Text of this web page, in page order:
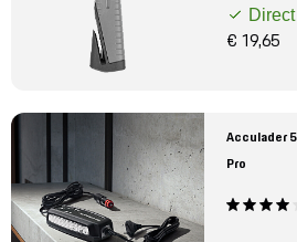
Porsche informatie
€ 19,65
Acculader
Pro